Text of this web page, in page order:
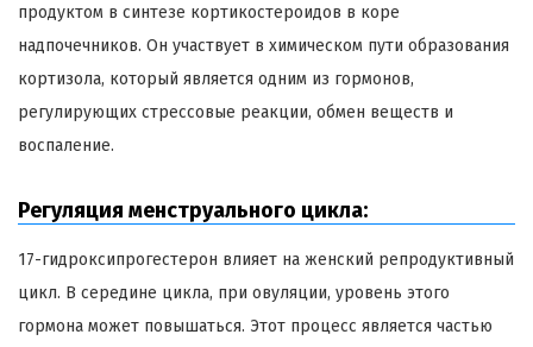
продуктом в синтезе кортикостероидов в коре
надпочечников. Он участвует в химическом пути образования
кортизола, который является одним из гормонов,
регулирующих стрессовые реакции, обмен веществ и
воспаление.
Регуляция менструального цикла:
17-гидроксипрогестерон влияет на женский репродуктивный
цикл. В середине цикла, при овуляции, уровень этого
гормона может повышаться. Этот процесс является частью